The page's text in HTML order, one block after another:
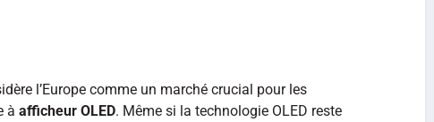
l’Europe comme un marché crucial pour les
à afficheur OLED. Même si la technologie OLED reste